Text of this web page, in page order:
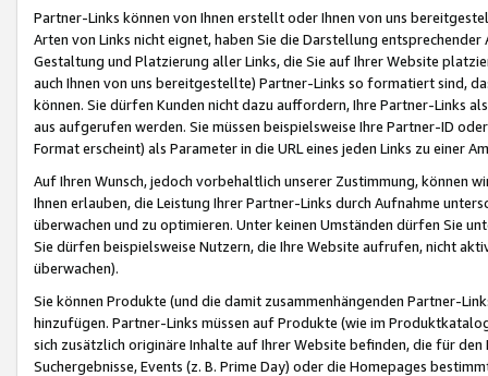
Partner-Links können von Ihnen erstellt oder Ihnen von uns
Arten von Links nicht eignet, haben Sie die Darstellung
Gestaltung und Platzierung aller Links, die Sie auf Ihrer Website
auch Ihnen von uns bereitgestellte) Partner-Links so formatiert sind,
können. Sie dürfen Kunden nicht dazu auffordern, Ihre Partner-Links
aus aufgerufen werden. Sie müssen beispielsweise Ihre Partner-ID
Format erscheint) als Parameter in die URL eines jeden Links zu einer
Auf Ihren Wunsch, jedoch vorbehaltlich unserer Zustimmung, können
Ihnen erlauben, die Leistung Ihrer Partner-Links durch Aufnahme
überwachen und zu optimieren. Unter keinen Umständen dürfen Sie
Sie dürfen beispielsweise Nutzern, die Ihre Website aufrufen, nicht
überwachen).
Sie können Produkte (und die damit zusammenhängenden Partner-
hinzufügen. Partner-Links müssen auf Produkte (wie im
sich zusätzlich originäre Inhalte auf Ihrer Website befinden, die für
Suchergebnisse, Events (z. B. Prime Day) oder die Homepages